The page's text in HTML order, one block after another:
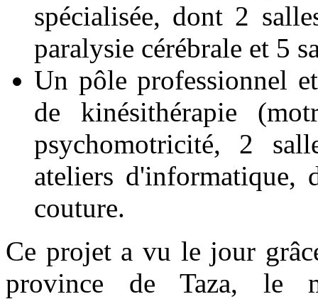
spécialisée, dont 2
paralysie cérébrale et 5
Un pôle professionnel
de kinésithérapie
psychomotricité, 2
ateliers d'informatique,
couture.
Ce projet a vu le jour
province de Taza, le